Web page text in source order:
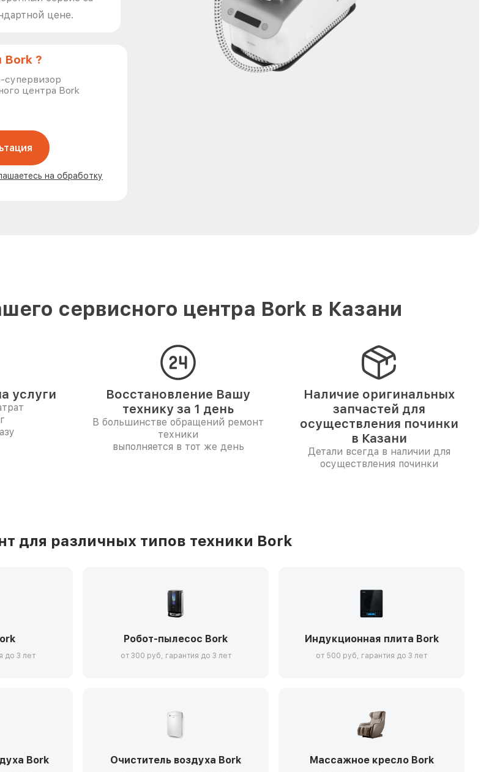
цене.
Bork ?
центра Bork
на обработку
сервисного центра Bork в Казани
услуги
Восстановление Вашу
технику за 1 день
В большинстве обращений ремонт
техники
выполняется в тот же день
Наличие оригинальных
запчастей для
осуществления починки
в Казани
Детали всегда в наличии для
осуществления починки
для различных типов техники Bork
до 3 лет
Робот-пылесос Bork
от 300 руб, гарантия до 3 лет
Индукционная плита Bork
от 500 руб, гарантия до 3 лет
Bork Очиститель воздуха Bork Массажное кресло Bork